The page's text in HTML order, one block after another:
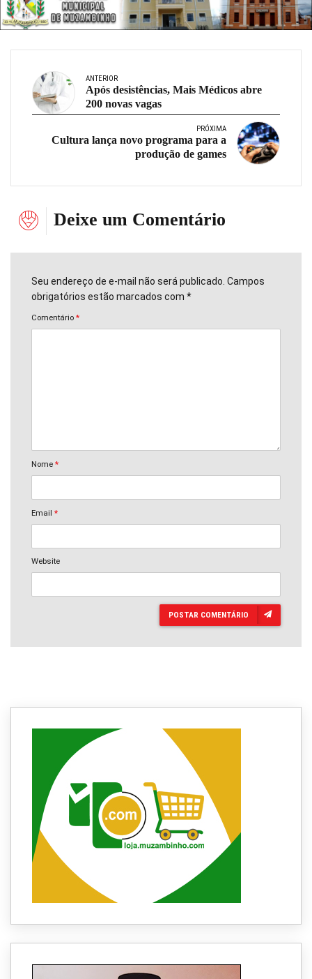
ANTERIOR
Após desistências, Mais Médicos abre
200 novas vagas
PRÓXIMA
Cultura lança novo programa para a
produção de games
Deixe um Comentário
Seu endereço de e-mail não será publicado. Campos
obrigatórios estão marcados com *
Comentário *
Nome *
Email *
Website
POSTAR COMENTÁRIO